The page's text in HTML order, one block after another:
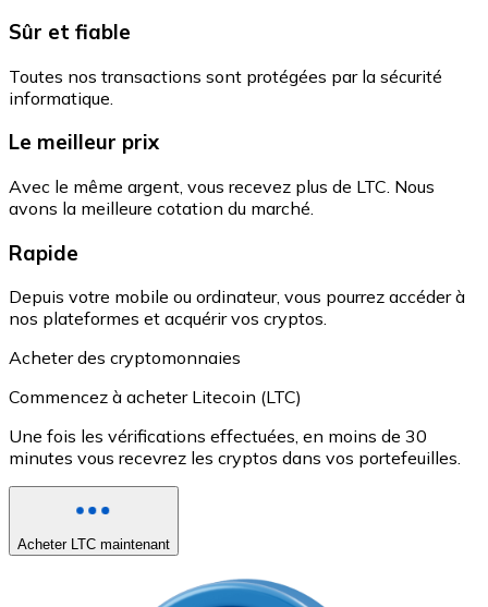
Sûr et fiable
Toutes nos transactions sont protégées par la sécurité
informatique.
Le meilleur prix
Avec le même argent, vous recevez plus de LTC. Nous
avons la meilleure cotation du marché.
Rapide
Depuis votre mobile ou ordinateur, vous pourrez accéder à
nos plateformes et acquérir vos cryptos.
Acheter des cryptomonnaies
Commencez à acheter Litecoin (LTC)
Une fois les vérifications effectuées, en moins de 30
minutes vous recevrez les cryptos dans vos portefeuilles.
Acheter LTC maintenant